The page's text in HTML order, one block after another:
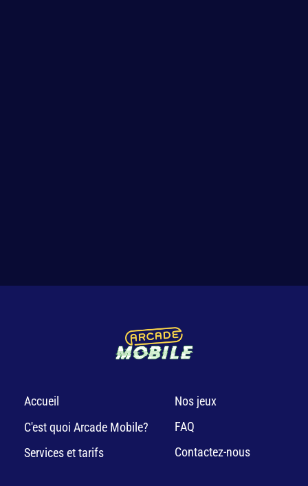
Accueil
C'est quoi Arcade Mobile?
Services et tarifs
Nos jeux
FAQ
Contactez-nous